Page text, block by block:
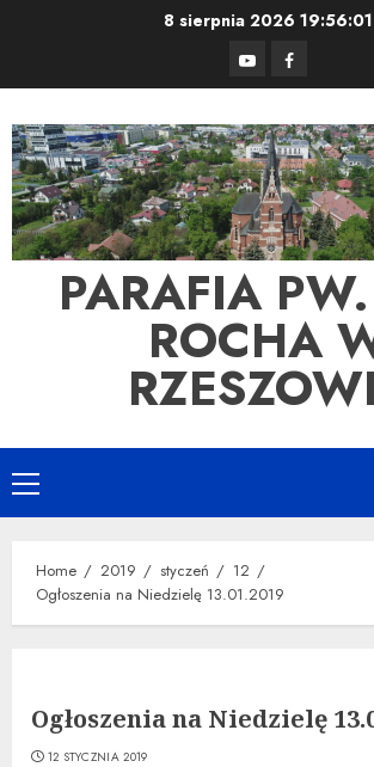
8 sierpnia 2026 19:56:01
YouTubeFacebook
PARAFIA
ROCHA
Primary
Menu
Home 2019 styczeń
12
Ogłoszenia na Niedzielę 13.01.2019
Ogłoszenia na Niedzielę
12 STYCZNIA 2019